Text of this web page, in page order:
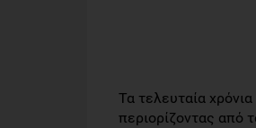
Τα τελευταία
περιορίζοντας από